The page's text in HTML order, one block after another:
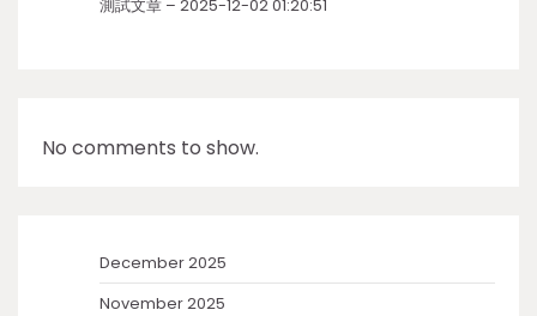
測試文章 – 2025-12-02 01:20:51
No comments to show.
December 2025
November 2025